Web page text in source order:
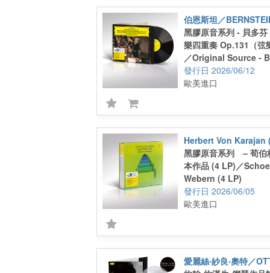
伯恩斯坦／
黑膠原音系列 - 貝多
樂四重奏 Op.131（弦
／Original Source -
String Quartet, Op.
2026/06/12
歐美進口
黑膠原音系列 – 荀伯
本作品 (4 LP)／
Webern (4 LP)
2026/06/05
歐美進口
愛麗絲‧紗良‧奧特／